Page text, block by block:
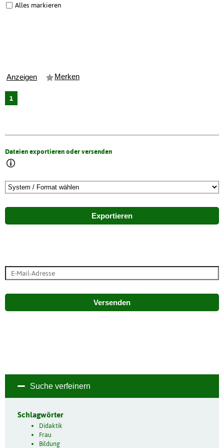
Alles markieren
Anzeigen Merken
1
Dateien exportieren oder versenden
Exportieren
Versenden
Suche verfeinern
Schlagwörter
Didaktik
Frau
Bildung